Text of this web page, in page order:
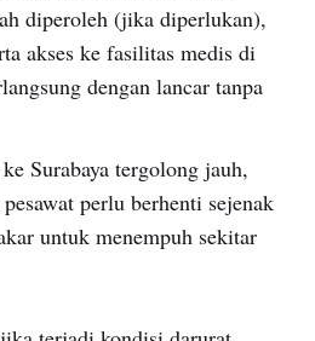
diperoleh (jika diperlukan),
akses ke fasilitas medis di
dengan lancar tanpa
Surabaya tergolong jauh,
perlu berhenti sejenak
untuk menempuh sekitar